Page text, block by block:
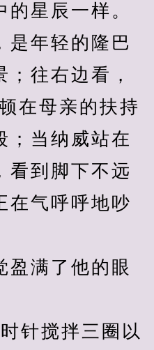
星辰一样。
年轻的隆巴
往右边看，
在母亲的扶持
；当纳威站在
看到脚下不远
在气呼呼地吵
满了他的眼
搅拌三圈以